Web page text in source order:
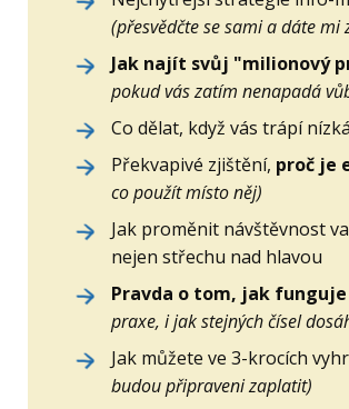
(přesvědčte se sami a dáte mi
Jak najít svůj "milionový
pokud vás zatím nenapadá
Co dělat, když vás trápí
Překvapivé zjištění, proč je
co použít místo něj)
Jak proměnit návštěvnost
nejen střechu nad hlavou
Pravda o tom, jak
praxe, i jak stejných čísel
Jak můžete ve 3-krocích
budou připraveni zaplatit)